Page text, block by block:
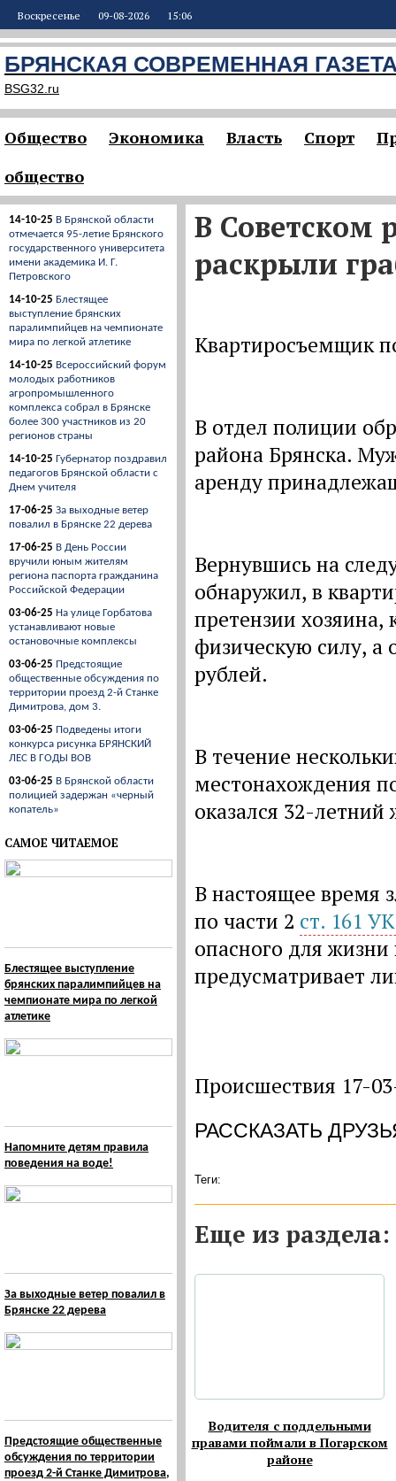
Воскресенье 09-08-2026 15:06
БРЯНСКАЯ СОВРЕМЕННАЯ
BSG32.ru
Общество Экономика Власть Спорт
общество
14-10-25 В Брянской области
отмечается 95-летие Брянского
государственного университета
имени академика И. Г.
Петровского
14-10-25 Блестящее
выступление брянских
паралимпийцев на чемпионате
мира по легкой атлетике
14-10-25 Всероссийский форум
молодых работников
агропромышленного
комплекса собрал в Брянске
более 300 участников из 20
регионов страны
14-10-25 Губернатор поздравил
педагогов Брянской области с
Днем учителя
17-06-25 За выходные ветер
повалил в Брянске 22 дерева
17-06-25 В День России
вручили юным жителям
региона паспорта гражданина
Российской Федерации
03-06-25 На улице Горбатова
устанавливают новые
остановочные комплексы
03-06-25 Предстоящие
общественные обсуждения по
территории проезд 2-й Станке
Димитрова, дом 3.
03-06-25 Подведены итоги
конкурса рисунка БРЯНСКИЙ
ЛЕС В ГОДЫ ВОВ
03-06-25 В Брянской области
полицией задержан «черный
копатель»
САМОЕ ЧИТАЕМОЕ
Блестящее выступление
брянских паралимпийцев на
чемпионате мира по легкой
атлетике
Напомните детям правила
поведения на воде!
За выходные ветер повалил в
Брянске 22 дерева
Предстоящие общественные
обсуждения по территории
проезд 2-й Станке Димитрова,
В Советском
раскрыли
Квартиросъемщик
В отдел полиции
района Брянска.
аренду
Вернувшись на
обнаружил, в
претензии
физическую силу, а
рублей.
В течение
местонахождения
оказался 32-летний
В настоящее время
по части 2 ст. 161
опасного для жизни
предусматривает
Происшествия 17-
РАССКАЗАТЬ
Теги:
Eще из раздела:
Водителя с поддельными
правами поймали в Погарском
районе